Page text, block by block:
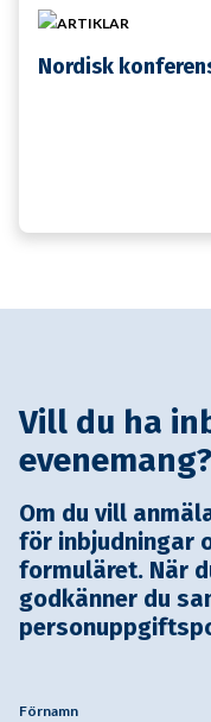
ARTIKLAR
Nordisk
Vill du ha
evenemang?
Om du vill
för inbjudningar
formuläret. När
godkänner du
Förnamn